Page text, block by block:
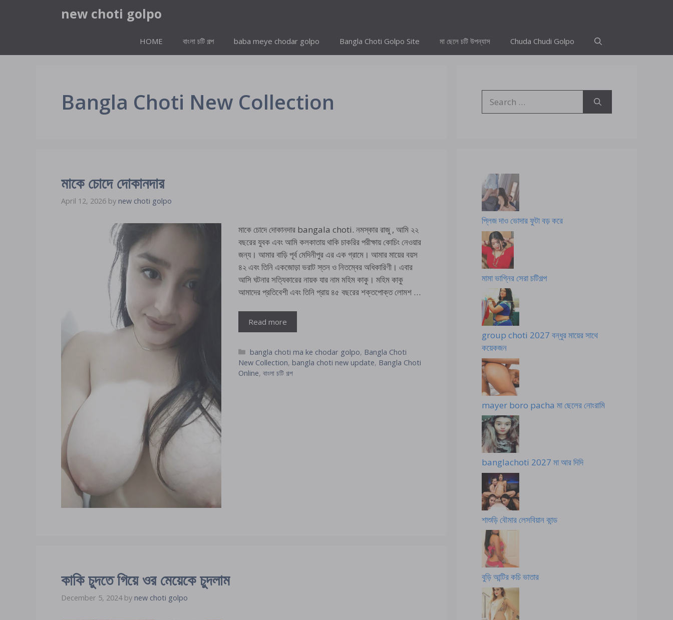
new choti golpo
HOME বাংলা চটি গল্প baba meye chodar golpo Bangla Choti Golpo Site মা ছেলে চটি উপন্যাস Chuda Chudi Golpo
Bangla Choti New Collection
মাকে চোদে দোকানদার
April 12, 2026 by new choti golpo
মাকে চোদে দোকানদার bangala choti. নমস্কার রাজু , আমি ২২
বছরের যুবক এবং আমি কলকাতায় থাকি চাকরির পরীক্ষায় কোচিং নেওয়ার
জন্য। আমার বাড়ি পূর্ব মেদিনীপুর এর এক গ্রামে। আমার মায়ের বয়স
৪২ এবং তিনি একজোড়া ভরাট স্তন ও নিতম্বের অধিকারিণী। এবার
আসি ঘটনার সত্যিকারের নায়ক যার নাম মহিম কাকু। মহিম কাকু
আমাদের প্রতিবেশী এবং তিনি প্রায় ৪৫ বছরের শক্তপোক্ত লোমশ …
Read more
Categories
bangla choti ma ke chodar golpo, Bangla Choti
New Collection, bangla choti new update, Bangla Choti
Online, বাংলা চটি গল্প
কাকি চুদতে গিয়ে ওর মেয়েকে চুদলাম
December 5, 2024 by new choti golpo
for:
প্লিজ দাও ভোদার ফুটা বড় করে
মামা ভাগ্নির সেরা চটিগল্প
group choti 2027 বন্ধুর মায়ের সাথে
কয়েকজন
mayer boro pacha মা ছেলের নোংরামি
banglachoti 2027 মা আর দিদি
শাশুড়ি বৌমার লেসবিয়ান কান্ড
বুড়ি আন্টির কচি ভাতার